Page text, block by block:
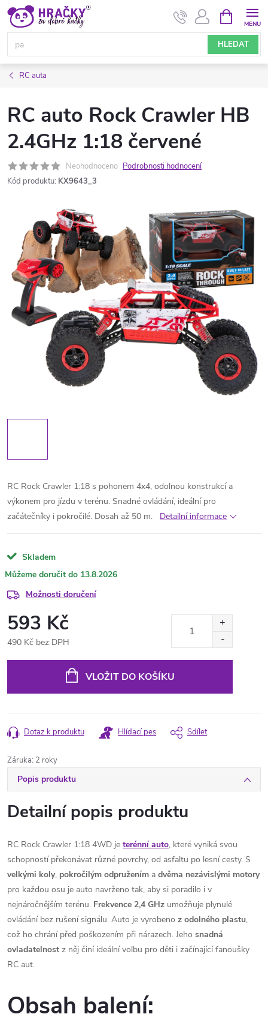
Přejít
obsah
HLEDAT
NÁKUPNÍ
KOŠÍK
RC auta
RC auto Rock Crawler HB
2.4GHz 1:18 červené
Neohodnoceno Podrobnosti hodnocení
Kód produktu: KX9643_3
RC Rock Crawler 1:18 s pohonem 4x4, odolnou konstrukcí a
výkonem pro jízdu v terénu. Snadné ovládání, ideální pro
začátečníky i pokročilé. Dosah až 50 m.
Detailní informace
Skladem
13.8.2026
Možnosti doručení
593 Kč
490 Kč bez DPH
VLOŽIT DO KOŠÍKU
Dotaz k produktu Hlídací pes Sdílet
Záruka: 2 roky
Popis produktu
Detailní popis produktu
RC Rock Crawler 1:18 4WD je terénní auto, které vyniká svou
schopností překonávat různé povrchy, od asfaltu po lesní cesty. S
velkými koly, pokročilým odpružením a dvěma nezávislými motory
pro každou osu je auto navrženo tak, aby si poradilo i v
nejnáročnějším terénu. Frekvence 2,4 GHz umožňuje plynulé
ovládání bez rušení signálu. Auto je vyrobeno z odolného plastu,
což ho chrání před poškozením při nárazech. Jeho snadná
ovladatelnost z něj činí ideální volbu pro děti i začínající fanoušky
RC aut.
Obsah balení: